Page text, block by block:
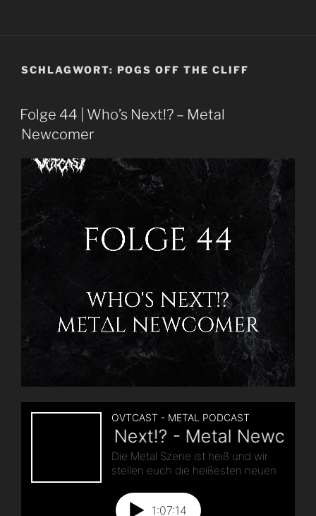
SCHLAGWORT: POGS OFF THE CLIFF
Folge 44 | Who’s Next!? – Metal
Newcomer